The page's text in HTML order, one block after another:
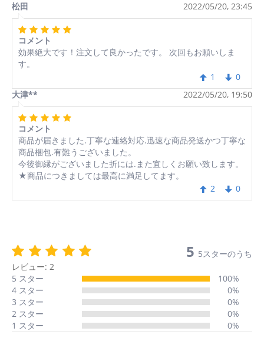
松田
2022/05/20, 23:45
コメント
効果絶大です！注文して良かったです。 次回もお願いしま
す。
1
0
大津**
2022/05/20, 19:50
コメント
商品が届きました.丁寧な連絡対応.迅速な商品発送かつ丁寧な
商品梱包.有難うございました。
今後御縁がございました折には.また宜しくお願い致します。
★商品につきましては最高に満足してます。
2
0
5 5スターのうち
レビュー: 2
5 スター
100%
4 スター
0%
3 スター
0%
2 スター
0%
1 スター
0%